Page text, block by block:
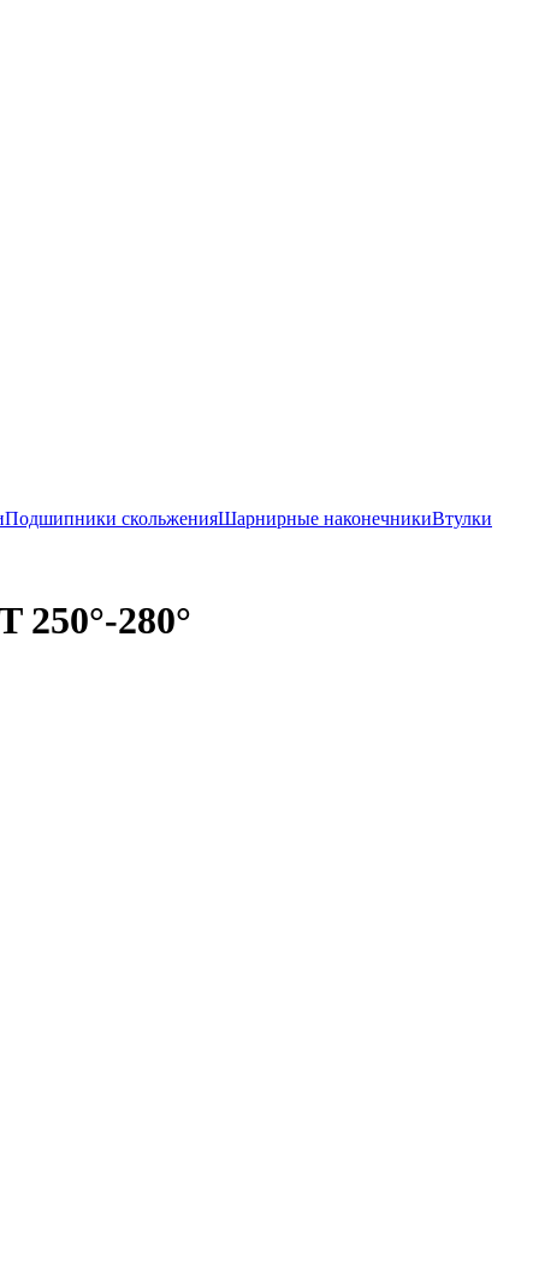
Подшипники скольженияШарнирные наконечникиВтулки
250°-280°